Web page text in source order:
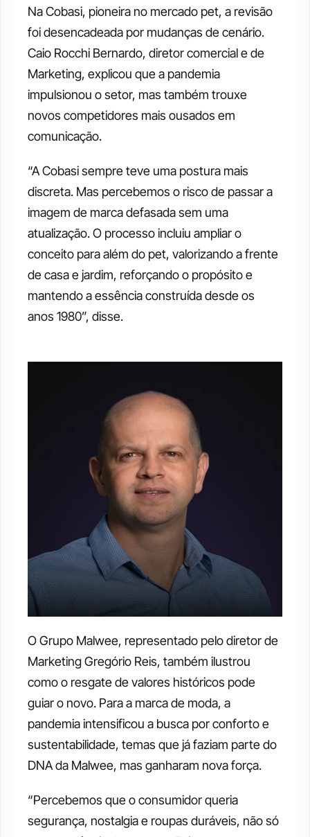
Na Cobasi, pioneira no mercado pet, a revisão
foi desencadeada por mudanças de cenário.
Caio Rocchi Bernardo, diretor comercial e de
Marketing, explicou que a pandemia
impulsionou o setor, mas também trouxe
novos competidores mais ousados em
comunicação.
“A Cobasi sempre teve uma postura mais
discreta. Mas percebemos o risco de passar a
imagem de marca defasada sem uma
atualização. O processo incluiu ampliar o
conceito para além do pet, valorizando a frente
de casa e jardim, reforçando o propósito e
mantendo a essência construída desde os
anos 1980”, disse.
O Grupo Malwee, representado pelo diretor de
Marketing Gregório Reis, também ilustrou
como o resgate de valores históricos pode
guiar o novo. Para a marca de moda, a
pandemia intensificou a busca por conforto e
sustentabilidade, temas que já faziam parte do
DNA da Malwee, mas ganharam nova força.
“Percebemos que o consumidor queria
segurança, nostalgia e roupas duráveis, não só